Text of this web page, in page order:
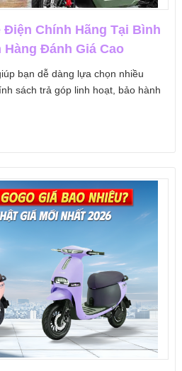
Điện Chính Hãng Tại Bình
Đánh Giá Cao
bạn dễ dàng lựa chọn nhiều
sách trả góp linh hoạt, bảo hành